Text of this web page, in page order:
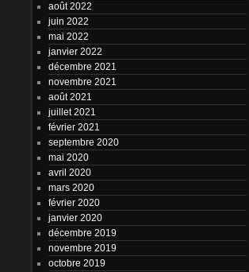
août 2022
juin 2022
mai 2022
janvier 2022
décembre 2021
novembre 2021
août 2021
juillet 2021
février 2021
septembre 2020
mai 2020
avril 2020
mars 2020
février 2020
janvier 2020
décembre 2019
novembre 2019
octobre 2019